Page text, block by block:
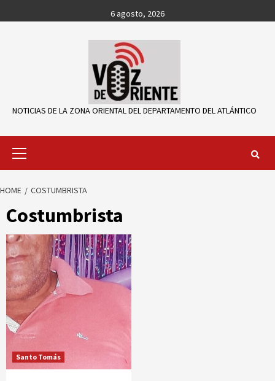
to
6 agosto, 2026
NOTICIAS DE LA ZONA ORIENTAL DEL DEPARTAMENTO DEL ATLÁNTICO
Primary
HOME COSTUMBRISTA
Costumbrista
Santo Tomás